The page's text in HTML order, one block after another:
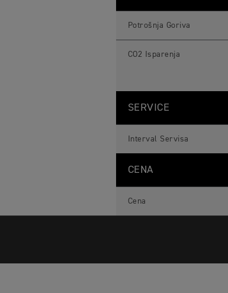
Potrošnja Goriva
CO2 Isparenja
SERVICE
Interval Servisa
CENA
Cena